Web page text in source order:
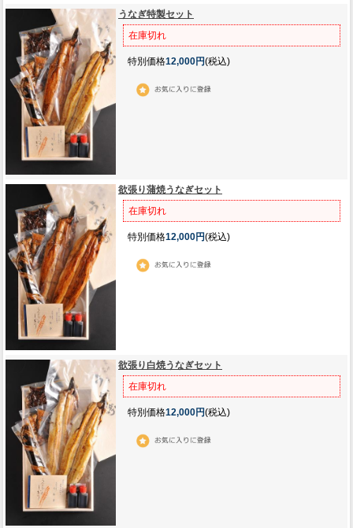
うなぎ特製セット
在庫切れ
特別価格12,000円(税込)
欲張り蒲焼うなぎセット
在庫切れ
特別価格12,000円(税込)
欲張り白焼うなぎセット
在庫切れ
特別価格12,000円(税込)